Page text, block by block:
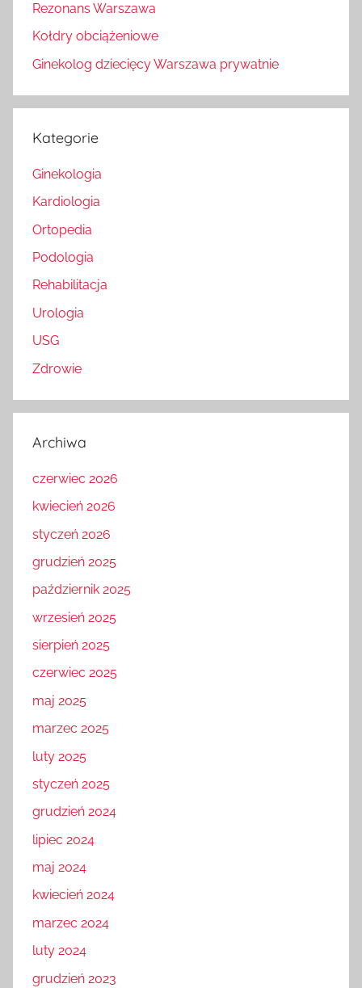
Rezonans Warszawa
Kołdry obciążeniowe
Ginekolog dziecięcy Warszawa prywatnie
Kategorie
Ginekologia
Kardiologia
Ortopedia
Podologia
Rehabilitacja
Urologia
USG
Zdrowie
Archiwa
czerwiec 2026
kwiecień 2026
styczeń 2026
grudzień 2025
październik 2025
wrzesień 2025
sierpień 2025
czerwiec 2025
maj 2025
marzec 2025
luty 2025
styczeń 2025
grudzień 2024
lipiec 2024
maj 2024
kwiecień 2024
marzec 2024
luty 2024
grudzień 2023